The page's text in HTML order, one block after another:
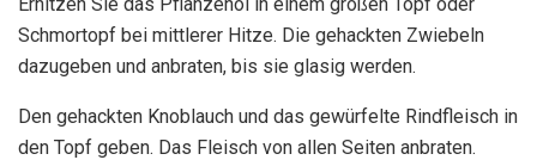
Schmortopf bei mittlerer Hitze. Die gehackten Zwiebeln
dazugeben und anbraten, bis sie glasig werden.
Den gehackten Knoblauch und das gewürfelte Rindfleisch in
den Topf geben. Das Fleisch von allen Seiten anbraten.